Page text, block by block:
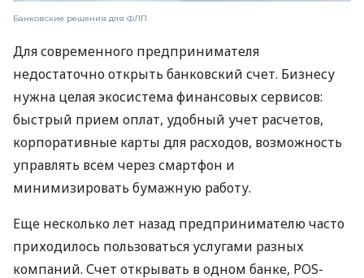
Банковские решения для ФЛП
Для современного предпринимателя
недостаточно открыть банковский счет. Бизнесу
нужна целая экосистема финансовых сервисов:
быстрый прием оплат, удобный учет расчетов,
корпоративные карты для расходов, возможность
управлять всем через смартфон и
минимизировать бумажную работу.
Еще несколько лет назад предпринимателю часто
приходилось пользоваться услугами разных
компаний. Счет открывать в одном банке, POS-